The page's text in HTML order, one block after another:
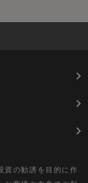
資の勧誘を目的に作